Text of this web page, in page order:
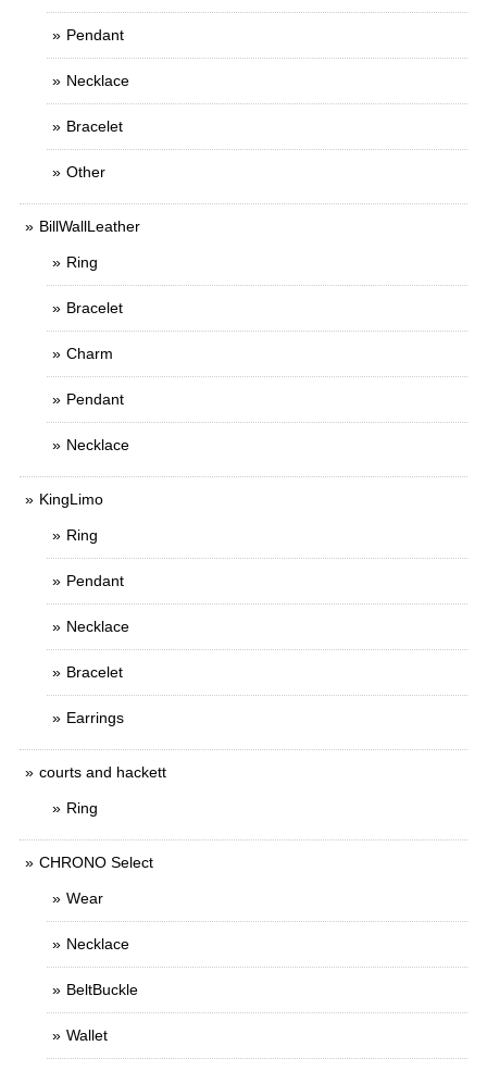
Pendant
Necklace
Bracelet
Other
BillWallLeather
Ring
Bracelet
Charm
Pendant
Necklace
KingLimo
Ring
Pendant
Necklace
Bracelet
Earrings
courts and hackett
Ring
CHRONO Select
Wear
Necklace
BeltBuckle
Wallet